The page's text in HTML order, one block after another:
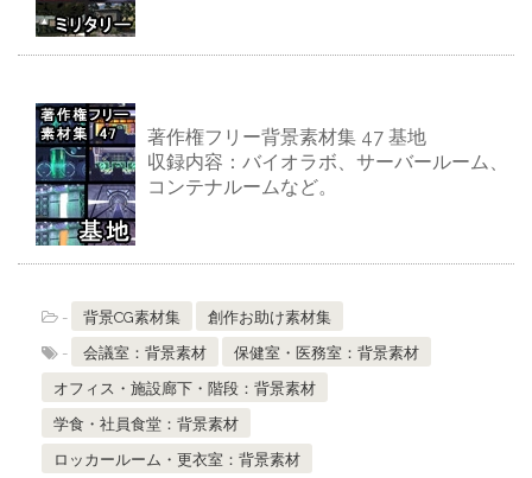
著作権フリー背景素材集 47 基地
収録内容：バイオラボ、サーバールーム、
コンテナルームなど。
- 背景CG素材集
創作お助け素材集
-
会議室：背景素材
保健室・医務室：背景素材
オフィス・施設廊下・階段：背景素材
学食・社員食堂：背景素材
ロッカールーム・更衣室：背景素材